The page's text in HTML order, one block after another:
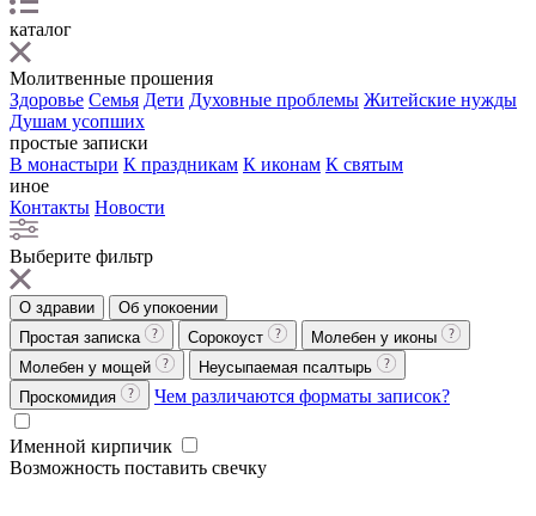
каталог
Молитвенные прошения
Здоровье Семья Дети Духовные проблемы Житейские нужды
Душам усопших
простые записки
В монастыри К праздникам К иконам К святым
иное
Контакты Новости
Выберите фильтр
О здравии
Об упокоении
Простая записка
Сорокоуст
Молебен у иконы
Молебен у мощей
Неусыпаемая псалтырь
Проскомидия
Чем различаются форматы записок?
Именной кирпичик
Возможность поставить свечку